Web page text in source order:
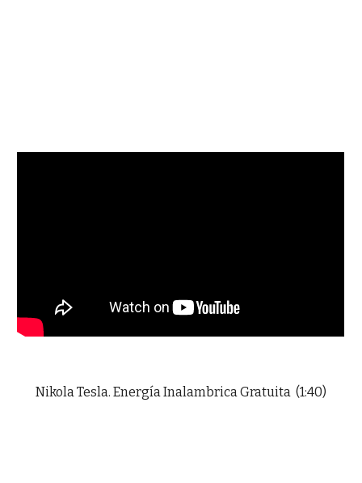
Nikola Tesla. Energía Inalambrica Gratuita (1:40)